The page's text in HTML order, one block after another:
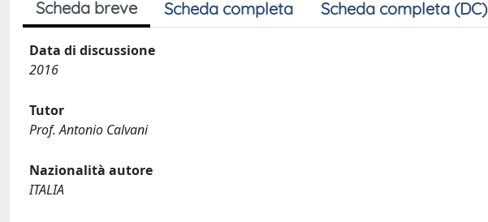
Scheda breve Scheda completa Scheda completa (DC)
Data di discussione
2016
Tutor
Prof. Antonio Calvani
Nazionalità autore
ITALIA